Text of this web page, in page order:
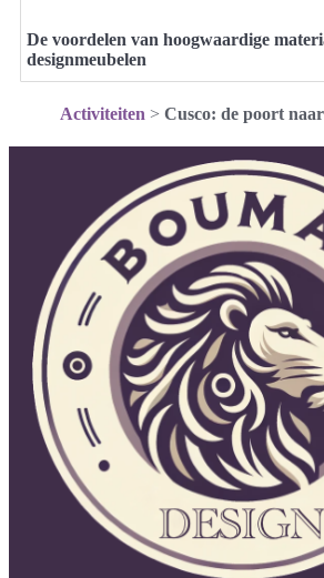
De voordelen van hoogwaardige
designmeubelen
Activiteiten > Cusco: de poort